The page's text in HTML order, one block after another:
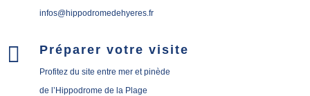
infos@hippodromedehyeres.fr
 Préparer votre visite
Profitez du site entre mer et pinède
de l’Hippodrome de la Plage